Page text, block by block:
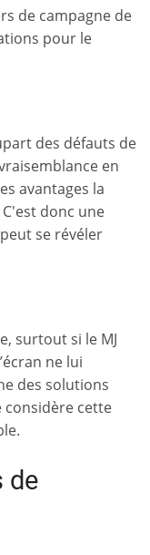
de campagne de
pour le
des défauts de
en
avantages la
donc une
se révéler
surtout si le MJ
ne lui
des solutions
considère cette
de